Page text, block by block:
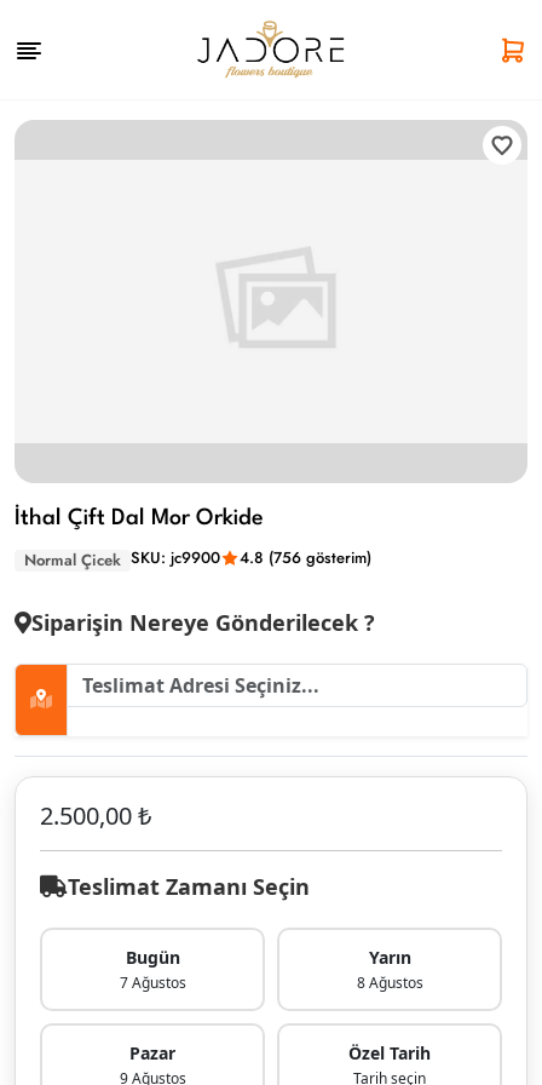
İthal Çift Dal Mor Orkide
Normal Çicek SKU: jc9900 4.8 (756 gösterim)
Siparişin Nereye Gönderilecek ?
2.500,00 ₺
Teslimat Zamanı Seçin
Bugün
7 Ağustos
Yarın
8 Ağustos
Pazar
9 Ağustos
Özel Tarih
Tarih seçin